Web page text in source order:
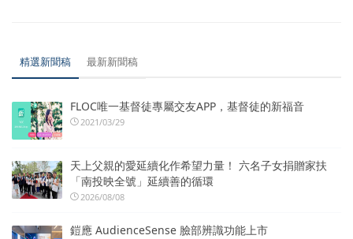
精選新聞稿 最新新聞稿
FLOC唯一基督徒專屬交友APP，基督徒的新福音
2021/03/29
天上父親的愛延續化作希望力量！ 六名子女捐贈家扶
「南投映全號」延續善的循環
2026/08/08
鎧應 AudienceSense 臉部辨識功能上市